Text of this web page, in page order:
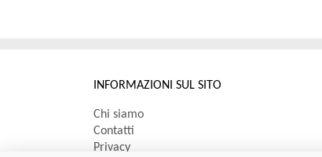
INFORMAZIONI SUL SITO
Chi siamo
Contatti
Privacy